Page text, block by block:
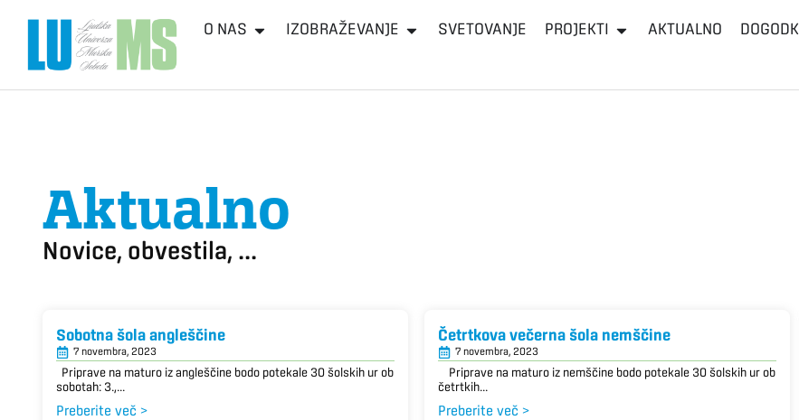
O NAS IZOBRAŽEVANJE SVETOVANJE PROJEKTI AKTUALNO DOGODKI
Aktualno
Novice, obvestila, ...
Sobotna šola angleščine
7 novembra, 2023
Priprave na maturo iz angleščine bodo potekale 30 šolskih ur ob
sobotah: 3.,...
Preberite več >
Četrtkova večerna šola nemščine
7 novembra, 2023
Priprave na maturo iz nemščine bodo potekale 30 šolskih ur ob
četrtkih...
Preberite več >